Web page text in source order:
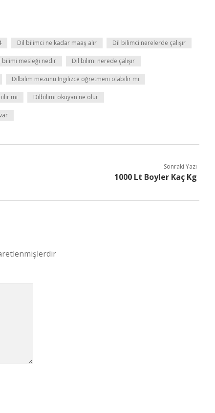
Dil bilimci ne kadar maaş alır Dil bilimci nerelerde çalışır
bilimi mesleği nedir Dil bilimi nerede çalışır
Dilbilim mezunu İngilizce öğretmeni olabilir mi
mi Dilbilimi okuyan ne olur
Sonraki Yazı
1000 Lt Boyler Kaç Kg